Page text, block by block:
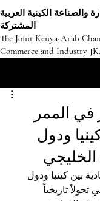
والصناعة الكينية العربية
المشتركة
The Joint Kenya-Arab
Commerce and Industry
في الممر
ودول
بين كينيا ودول
تاريخياً